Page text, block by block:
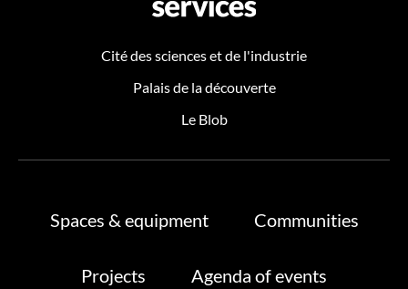
Cité des sciences et de l'industrie
Palais de la découverte
Le Blob
Spaces & equipment Communities
Projects Agenda of events